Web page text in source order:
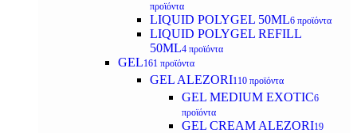
προϊόντα
LIQUID POLYGEL 50ML6 προϊόντα
LIQUID POLYGEL REFILL
50ML4 προϊόντα
GEL161 προϊόντα
GEL ALEZORI110 προϊόντα
GEL MEDIUM EXOTIC6
προϊόντα
GEL CREAM ALEZORI19